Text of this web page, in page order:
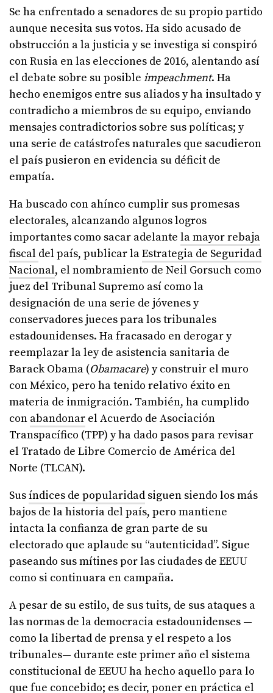
Se ha enfrentado a senadores de su propio partido
aunque necesita sus votos. Ha sido acusado de
obstrucción a la justicia y se investiga si conspiró
con Rusia en las elecciones de 2016, alentando así
el debate sobre su posible impeachment. Ha
hecho enemigos entre sus aliados y ha insultado y
contradicho a miembros de su equipo, enviando
mensajes contradictorios sobre sus políticas; y
una serie de catástrofes naturales que sacudieron
el país pusieron en evidencia su déficit de
empatía.
Ha buscado con ahínco cumplir sus promesas
electorales, alcanzando algunos logros
importantes como sacar adelante la mayor rebaja
fiscal del país, publicar laEstrategia de Seguridad
Nacional, el nombramiento de Neil Gorsuch como
juez del Tribunal Supremo así como la
designación de una serie de jóvenes y
conservadores jueces para los tribunales
estadounidenses. Ha fracasado en derogar y
reemplazar la ley de asistencia sanitaria de
Barack Obama (Obamacare) y construir el muro
con México, pero ha tenido relativo éxito en
materia de inmigración. También, ha cumplido
con abandonar el Acuerdo de Asociación
Transpacífico (TPP) y ha dado pasos para revisar
el Tratado de Libre Comercio de América del
Norte (TLCAN).
Susíndices de popularidad siguen siendo los más
bajos de la historia del país, pero mantiene
intacta la confianza de gran parte de su
electorado que aplaude su “autenticidad”. Sigue
paseando sus mítines por las ciudades de EEUU
como si continuara en campaña.
A pesar de su estilo, de sus tuits, de sus ataques a
las normas de la democracia estadounidenses —
como la libertad de prensa y el respeto a los
tribunales— durante este primer año el sistema
constitucional de EEUU ha hecho aquello para lo
que fue concebido; es decir, poner en práctica el